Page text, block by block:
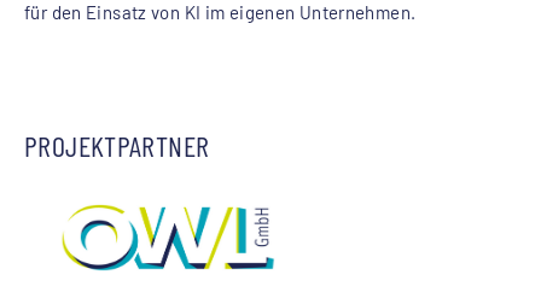
für den Einsatz von KI im eigenen Unternehmen.
PROJEKTPARTNER